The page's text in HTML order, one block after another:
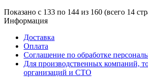
Показано с 133 по 144 из 160 (всего 14
Информация
Доставка
Оплата
Соглашение по обработке
Для производственных компаний,
организаций и СТО